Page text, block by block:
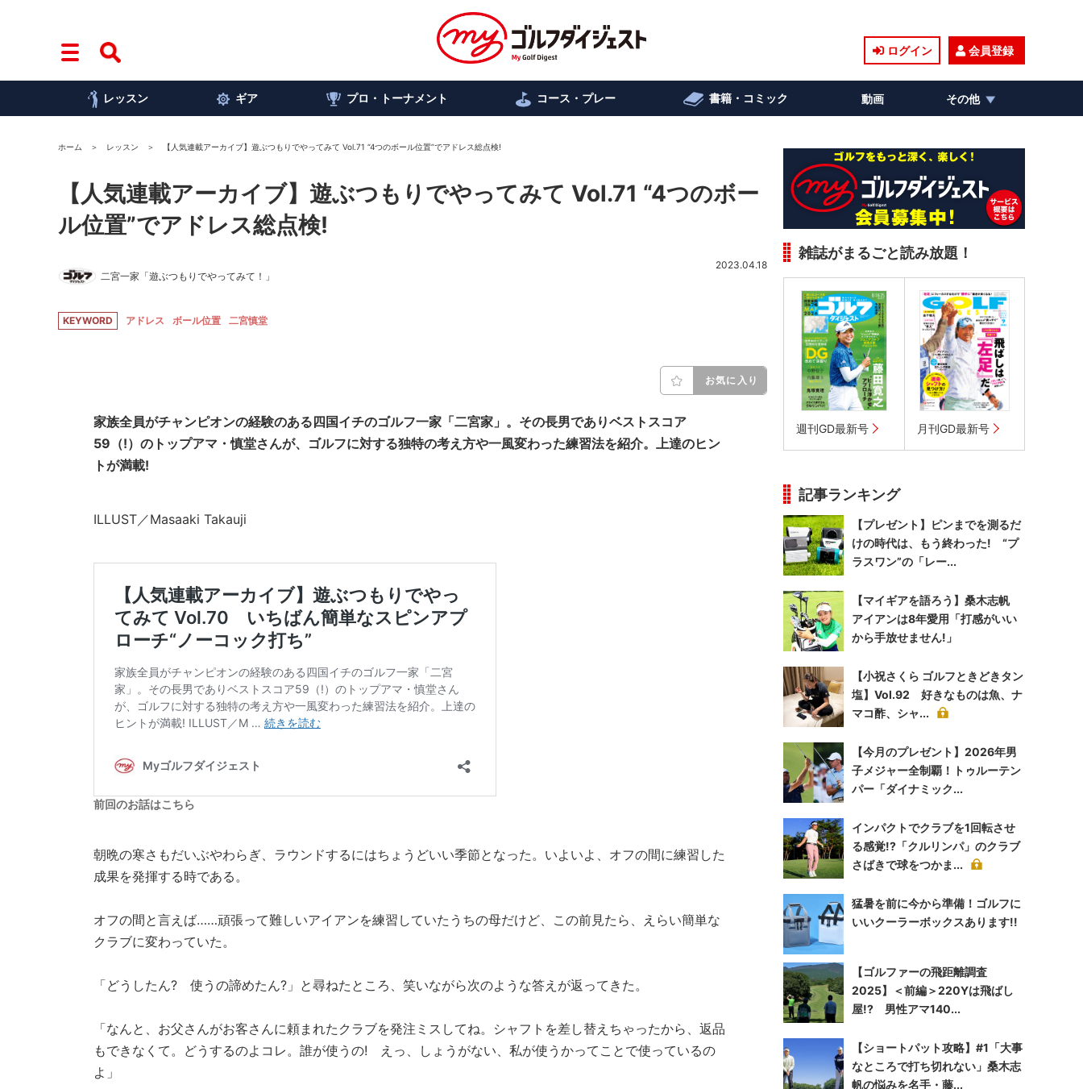
ログイン 会員登録
レッスン ギア プロ・トーナメント コース・プレー 書籍・コミック 動画 その他
ホーム レッスン 【人気連載アーカイブ】遊ぶつもりでやってみて Vol.71 “4つのボール位置”でアドレス総点検!
【人気連載アーカイブ】遊ぶつもりでやってみて Vol.71 “4つのボー
ル位置”でアドレス総点検!
二宮一家「遊ぶつもりでやってみて！」
2023.04.18
KEYWORD アドレス ボール位置 二宮慎堂
お気に入り
家族全員がチャンピオンの経験のある四国イチのゴルフ一家「二宮家」。その長男でありベストスコア
59（!）のトップアマ・慎堂さんが、ゴルフに対する独特の考え方や一風変わった練習法を紹介。上達のヒン
トが満載!
ILLUST／Masaaki Takauji
前回のお話はこちら
朝晩の寒さもだいぶやわらぎ、ラウンドするにはちょうどいい季節となった。いよいよ、オフの間に練習した
成果を発揮する時である。
オフの間と言えば……頑張って難しいアイアンを練習していたうちの母だけど、この前見たら、えらい簡単な
クラブに変わっていた。
「どうしたん? 使うの諦めたん?」と尋ねたところ、笑いながら次のような答えが返ってきた。
「なんと、お父さんがお客さんに頼まれたクラブを発注ミスしてね。シャフトを差し替えちゃったから、返品
もできなくて。どうするのよコレ。誰が使うの! えっ、しょうがない、私が使うかってことで使っているの
よ」
雑誌がまるごと読み放題！
週刊GD最新号 月刊GD最新号
記事ランキング
【プレゼント】ピンまでを測るだ
けの時代は、もう終わった! “プ
ラスワン”の「レー...
【マイギアを語ろう】桑木志帆
アイアンは8年愛用「打感がいい
から手放せません!」
【小祝さくら ゴルフときどきタン
塩】Vol.92 好きなものは魚、ナ
マコ酢、シャ...
【今月のプレゼント】2026年男
子メジャー全制覇！トゥルーテン
パー「ダイナミック...
インパクトでクラブを1回転させ
る感覚!?「クルリンパ」のクラブ
さばきで球をつかま...
猛暑を前に今から準備！ゴルフに
いいクーラーボックスあります!!
【ゴルファーの飛距離調査
2025】＜前編＞220Yは飛ばし
屋!? 男性アマ140...
【ショートパット攻略】#1「大事
なところで打ち切れない」桑木志
帆の悩みを名手・藤...